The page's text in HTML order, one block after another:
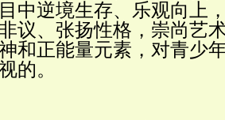
中逆境生存、乐观向上
议、张扬性格，崇尚艺
和正能量元素，对青少
的。